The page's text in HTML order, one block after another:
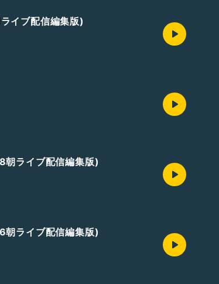
イブ配信編集版)
朝ライブ配信編集版)
朝ライブ配信編集版)